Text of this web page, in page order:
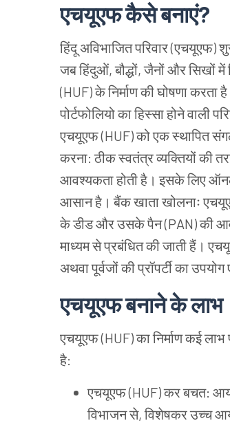
एचयूएफकैसेबनाएं?
हिंदूअविभाजितपरिवार (एचयूएफ)
जबहिंदुओं, बौद्धों, जैनोंऔरसिखोंमें
(HUF) केनिर्माणकीघोषणाकरताहै
पोर्टफोलियोकाहिस्साहोनेवाली
एचयूएफ (HUF) कोएकस्थापित
करना: ठीकस्वतंत्रव्यक्तियोंकी
आवश्यकताहोतीहै। इसकेलिए
आसानहै। बैंकखाताखोलनाः
केडीडऔरउसकेपैन (PAN) की
माध्यमसेप्रबंधितकीजातीहैं।
अथवापूर्वजोंकीप्रॉपर्टीकाउपयोग
एचयूएफबनानेकेलाभ
एचयूएफ (HUF) कानिर्माणकईलाभ
है:
एचयूएफ (HUF) करबचत:
विभाजनसे, विशेषकरउच्च